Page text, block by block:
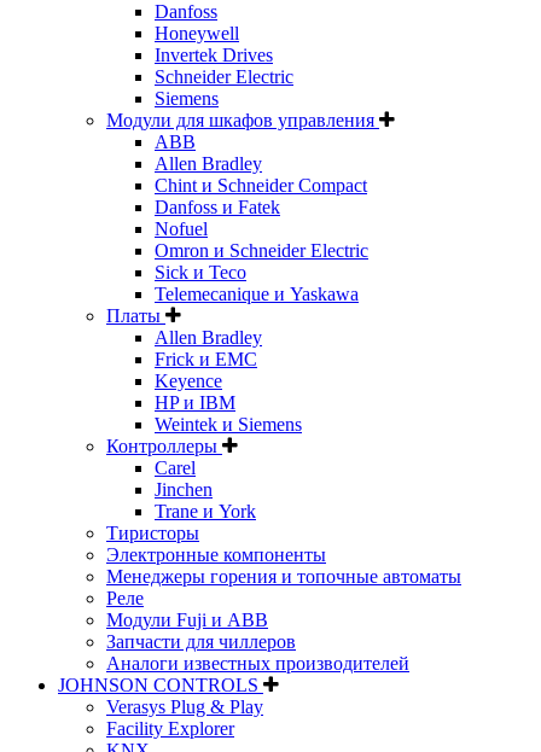
Danfoss
Honeywell
Invertek Drives
Schneider Electric
Siemens
Модули для шкафов управления
ABB
Allen Bradley
Chint и Schneider Compact
Danfoss и Fatek
Nofuel
Omron и Schneider Electric
Sick и Teco
Telemecanique и Yaskawa
Платы
Allen Bradley
Frick и EMC
Keyence
HP и IBM
Weintek и Siemens
Контроллеры
Carel
Jinchen
Trane и York
Тиристоры
Электронные компоненты
Менеджеры горения и топочные автоматы
Реле
Модули Fuji и ABB
Запчасти для чиллеров
Аналоги известных производителей
JOHNSON CONTROLS
Verasys Plug & Play
Facility Explorer